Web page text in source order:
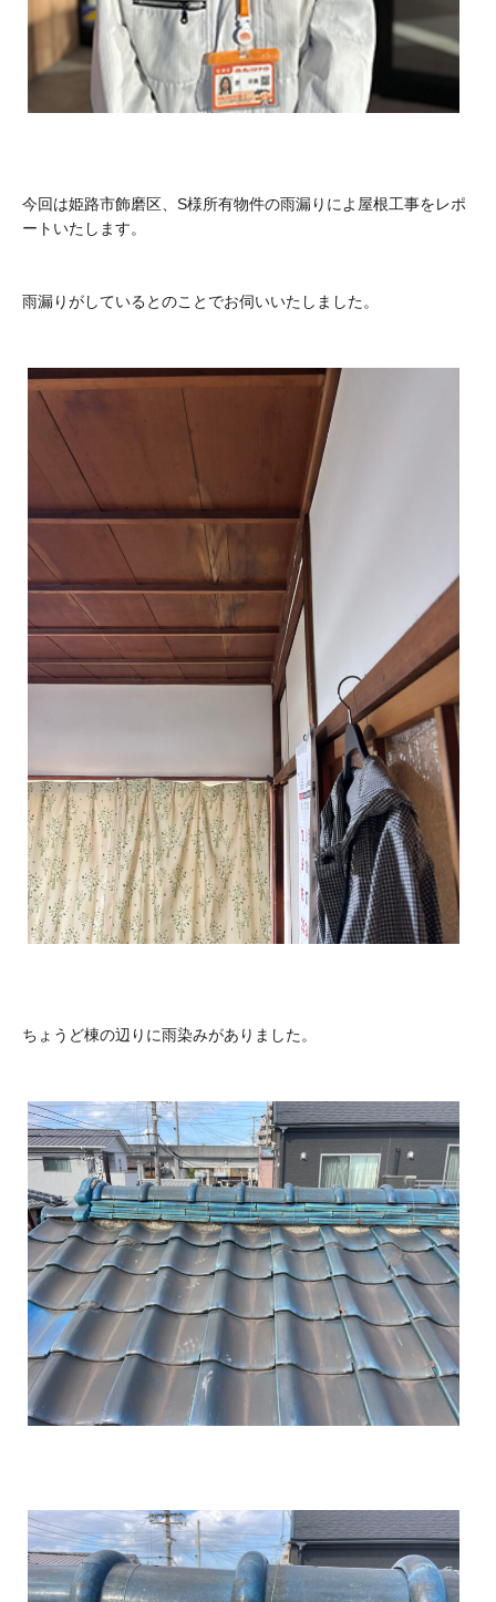
今回は姫路市飾磨区、S様所有物件の雨漏りによ屋根工事をレポ
ートいたします。
雨漏りがしているとのことでお伺いいたしました。
ちょうど棟の辺りに雨染みがありました。